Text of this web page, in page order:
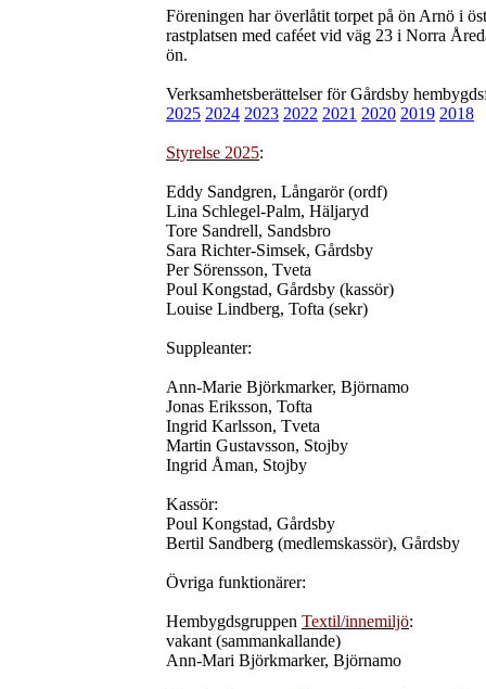
Föreningen har överlåtit torpet på ön Arnö i
rastplatsen med caféet vid väg 23 i Norra
ön.
Verksamhetsberättelser för Gårdsby
2025 2024 2023 2022 2021 2020 2019 2018
Styrelse 2025:
Eddy Sandgren, Långarör (ordf)
Lina Schlegel-Palm, Häljaryd
Tore Sandrell, Sandsbro
Sara Richter-Simsek, Gårdsby
Per Sörensson, Tveta
Poul Kongstad, Gårdsby (kassör)
Louise Lindberg, Tofta (sekr)
Suppleanter:
Ann-Marie Björkmarker, Björnamo
Jonas Eriksson, Tofta
Ingrid Karlsson, Tveta
Martin Gustavsson, Stojby
Ingrid Åman, Stojby
Kassör:
Poul Kongstad, Gårdsby
Bertil Sandberg (medlemskassör), Gårdsby
Övriga funktionärer:
Hembygdsgruppen Textil/innemiljö:
vakant (sammankallande)
Ann-Mari Björkmarker, Björnamo